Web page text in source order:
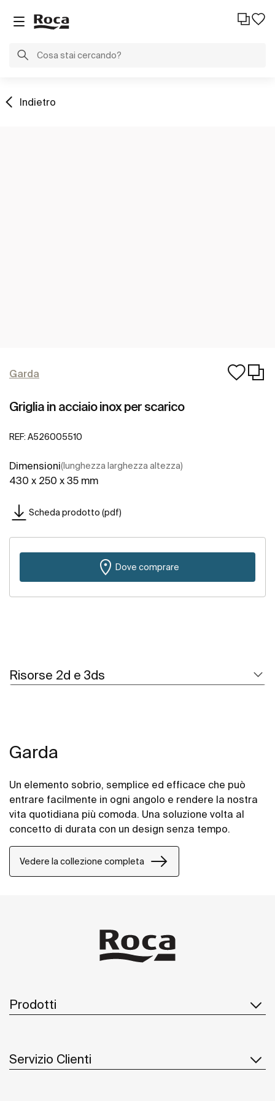
Indietro
Garda
Griglia in acciaio inox per scarico
REF: A526005510
Dimensioni(lunghezza larghezza altezza)
430 x 250 x 35 mm
Scheda prodotto (pdf)
Dove comprare
Risorse 2d e 3ds
Garda
Un elemento sobrio, semplice ed efficace che può
entrare facilmente in ogni angolo e rendere la nostra
vita quotidiana più comoda. Una soluzione volta al
concetto di durata con un design senza tempo.
Vedere la collezione completa
Prodotti
Servizio Clienti